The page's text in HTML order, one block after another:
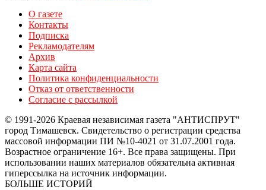
О газете
Контакты
Подписка
Рекламодателям
Архив
Карта сайта
Политика конфиденциальности
Отказ от ответственности
Согласие с рассылкой
© 1991-2026 Краевая независимая газета "АНТИСПРУТ"
город Тимашевск. Свидетельство о регистрации средства
массовой информации ПИ №10-4021 от 31.07.2001 года.
Возрастное ограничение 16+. Все права защищены. При
использовании наших материалов обязательна активная
гиперссылка на источник информации.
БОЛЬШЕ ИСТОРИЙ